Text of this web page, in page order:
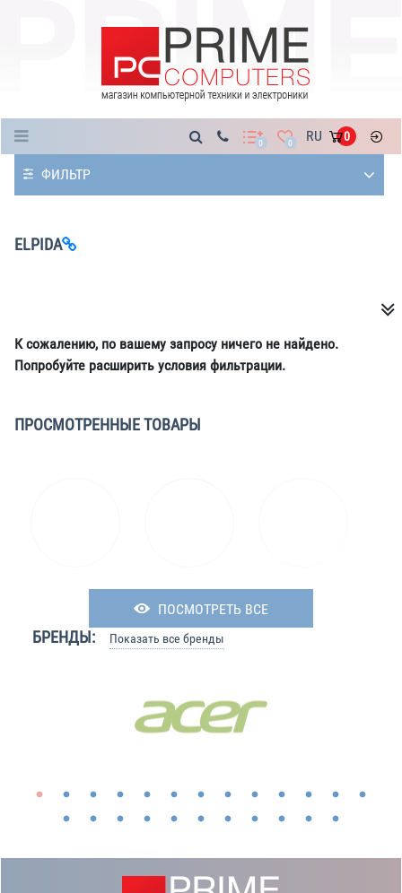
0 0 RU 0
ФИЛЬТР
ELPIDA
К сожалению, по вашему запросу ничего не найдено.
Попробуйте расширить условия фильтрации.
ПРОСМОТРЕННЫЕ ТОВАРЫ
ПОСМОТРЕТЬ ВСЕ
БРЕНДЫ: Показать все бренды